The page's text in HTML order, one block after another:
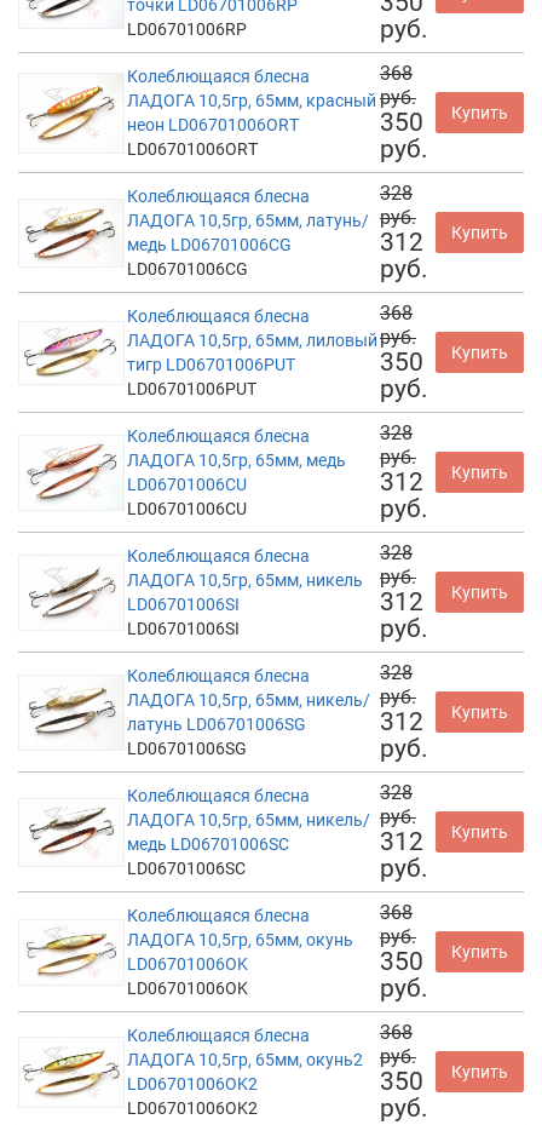
точки LD06701006RP
LD06701006RP
руб.
Колеблющаяся блесна
ЛАДОГА 10,5гр, 65мм, красный
неон LD06701006ORT
LD06701006ORT
368
руб.
350
руб.
Купить
Колеблющаяся блесна
ЛАДОГА 10,5гр, 65мм, латунь/
медь LD06701006CG
LD06701006CG
328
руб.
312
руб.
Купить
Колеблющаяся блесна
ЛАДОГА 10,5гр, 65мм, лиловый
тигр LD06701006PUT
LD06701006PUT
368
руб.
350
руб.
Купить
Колеблющаяся блесна
ЛАДОГА 10,5гр, 65мм, медь
LD06701006CU
LD06701006CU
328
руб.
312
руб.
Купить
Колеблющаяся блесна
ЛАДОГА 10,5гр, 65мм, никель
LD06701006SI
LD06701006SI
328
руб.
312
руб.
Купить
Колеблющаяся блесна
ЛАДОГА 10,5гр, 65мм, никель/
латунь LD06701006SG
LD06701006SG
328
руб.
312
руб.
Купить
Колеблющаяся блесна
ЛАДОГА 10,5гр, 65мм, никель/
медь LD06701006SC
LD06701006SC
328
руб.
312
руб.
Купить
Колеблющаяся блесна
ЛАДОГА 10,5гр, 65мм, окунь
LD06701006OK
LD06701006OK
368
руб.
350
руб.
Купить
Колеблющаяся блесна
ЛАДОГА 10,5гр, 65мм, окунь2
LD06701006OK2
LD06701006OK2
368
руб.
350
руб.
Купить